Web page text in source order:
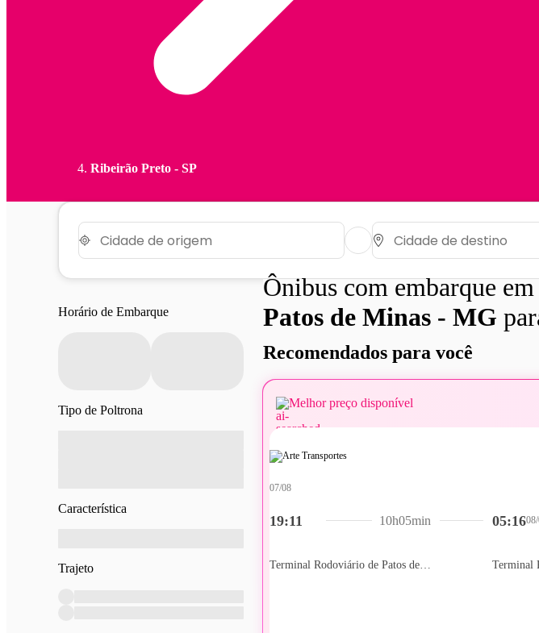
Ribeirão Preto - SP
Horário de Embarque
Tipo de Poltrona
Característica
Trajeto
Ônibus com embarque
Patos de Minas - MG
Recomendados para você
Melhor preço disponível
19:11
07/08
05:16
Terminal
10h05min